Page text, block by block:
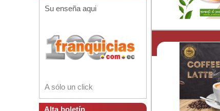
Su enseña aqui
A sólo un click